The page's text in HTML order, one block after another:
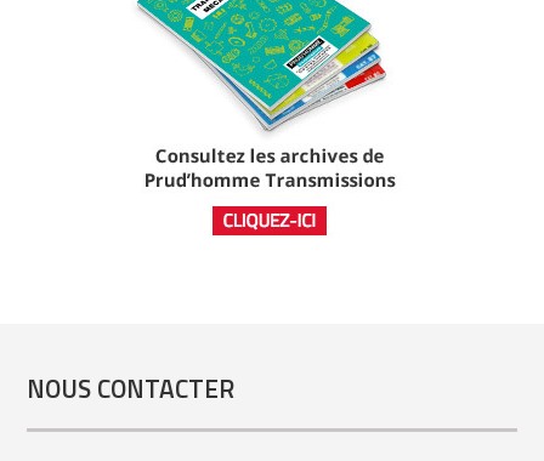
NOUS CONTACTER